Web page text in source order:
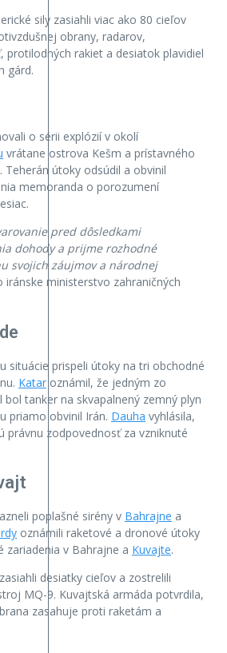
sily zasiahli viac ako 80 cieľov
obrany, radarov,
protilodných rakiet a desiatok plavidiel
gárd.
o sérii explózií v okolí
vrátane ostrova Kešm a prístavného
Teherán útoky odsúdil a obvinil
memoranda o porozumení
pred dôsledkami
dohody a prijme rozhodné
svojich záujmov a národnej
iránske ministerstvo zahraničných
situácie prispeli útoky na tri obchodné
Katar oznámil, že jedným zo
bol tanker na skvapalnený zemný plyn
priamo obvinil Irán. Dauha vyhlásila,
právnu zodpovednosť za vzniknuté
poplašné sirény v Bahrajne a
oznámili raketové a dronové útoky
zariadenia v Bahrajne a Kuvajte.
desiatky cieľov a zostrelili
MQ-9. Kuvajtská armáda potvrdila,
zasahuje proti raketám a